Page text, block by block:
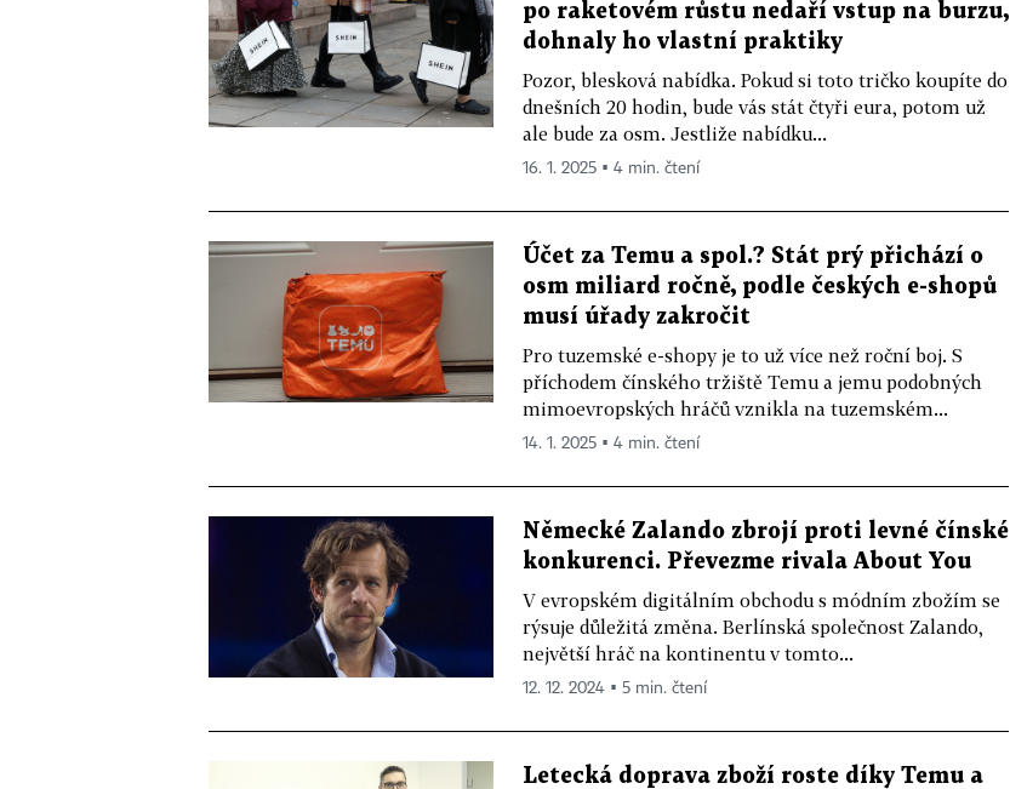
po raketovém růstu nedaří vstup na burzu,
dohnaly ho vlastní praktiky
Pozor, blesková nabídka. Pokud si toto tričko koupíte do
dnešních 20 hodin, bude vás stát čtyři eura, potom už
ale bude za osm. Jestliže nabídku...
16. 1. 2025 ▪ 4 min. čtení
Účet za Temu a spol.? Stát prý přichází o
osm miliard ročně, podle českých e-shopů
musí úřady zakročit
Pro tuzemské e-shopy je to už více než roční boj. S
příchodem čínského tržiště Temu a jemu podobných
mimoevropských hráčů vznikla na tuzemském...
14. 1. 2025 ▪ 4 min. čtení
Německé Zalando zbrojí proti levné čínské
konkurenci. Převezme rivala About You
V evropském digitálním obchodu s módním zbožím se
rýsuje důležitá změna. Berlínská společnost Zalando,
největší hráč na kontinentu v tomto...
12. 12. 2024 ▪ 5 min. čtení
Letecká doprava zboží roste díky Temu a